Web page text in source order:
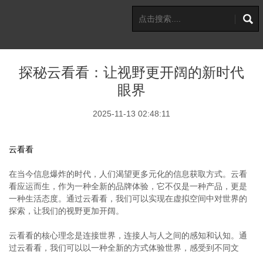
探秘云看看：让视野更开阔的新时代
眼界
2025-11-13 02:48:11
云看看
在当今信息爆炸的时代，人们渴望更多元化的信息获取方式。云看
看应运而生，作为一种全新的品牌体验，它不仅是一种产品，更是
一种生活态度。通过云看看，我们可以实现在虚拟空间中对世界的
探索，让我们的视野更加开阔。
云看看的核心理念是连接世界，连接人与人之间的感知和认知。通
过云看看，我们可以以一种全新的方式体验世界，感受到不同文